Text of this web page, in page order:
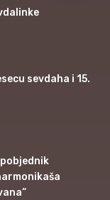
sevdaha i 15.